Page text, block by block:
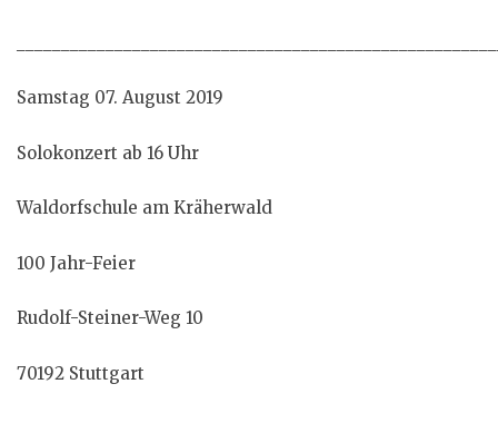
Samstag 07. August 2019
Solokonzert ab 16 Uhr
Waldorfschule am Kräherwald
100 Jahr-Feier
Rudolf-Steiner-Weg 10
70192 Stuttgart